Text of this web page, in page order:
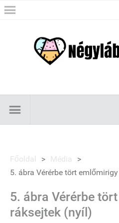
Főoldal > Média
>
5. ábra Vérérbe tört
5. ábra Vérérbe
ráksejtek (nyíl)